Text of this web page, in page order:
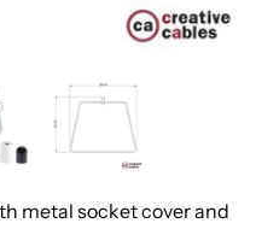
metal socket cover and